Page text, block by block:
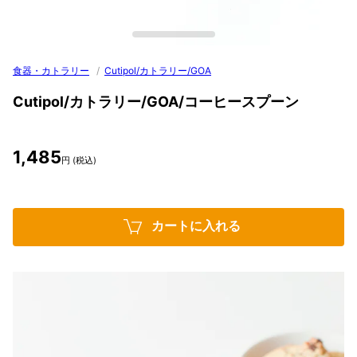
食器・カトラリー / Cutipol/カトラリー/GOA
Cutipol/カトラリー/GOA/コーヒースプーン
1,485円 (税込)
カートに入れる